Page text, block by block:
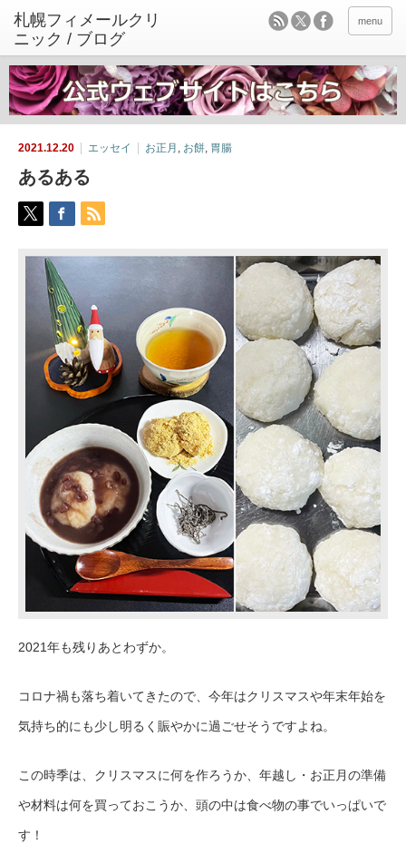
menu
2021.12.20 エッセイ お正月 , お餅, 胃腸
あるある
2021年も残りあとわずか。
コロナ禍も落ち着いてきたので、今年はクリスマスや年末年始を
気持ち的にも少し明るく賑やかに過ごせそうですよね。
この時季は、クリスマスに何を作ろうか、年越し・お正月の準備
や材料は何を買っておこうか、頭の中は食べ物の事でいっぱいで
す！